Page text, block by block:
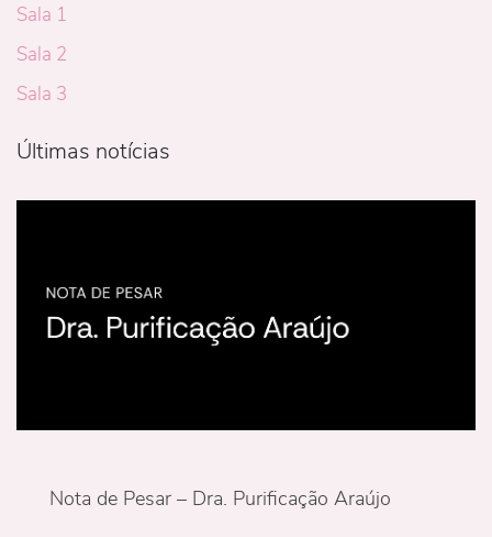
Sala 1
Sala 2
Sala 3
Últimas notícias
Nota de Pesar – Dra. Purificação Araújo